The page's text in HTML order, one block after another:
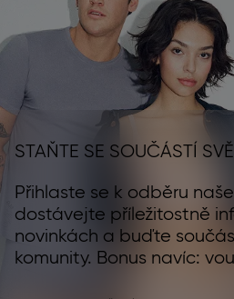
STAŇTE SE SOUČÁSTÍ
Přihlaste se k odběru
dostávejte příležitostně
novinkách a buďte
komunity. Bonus navíc: